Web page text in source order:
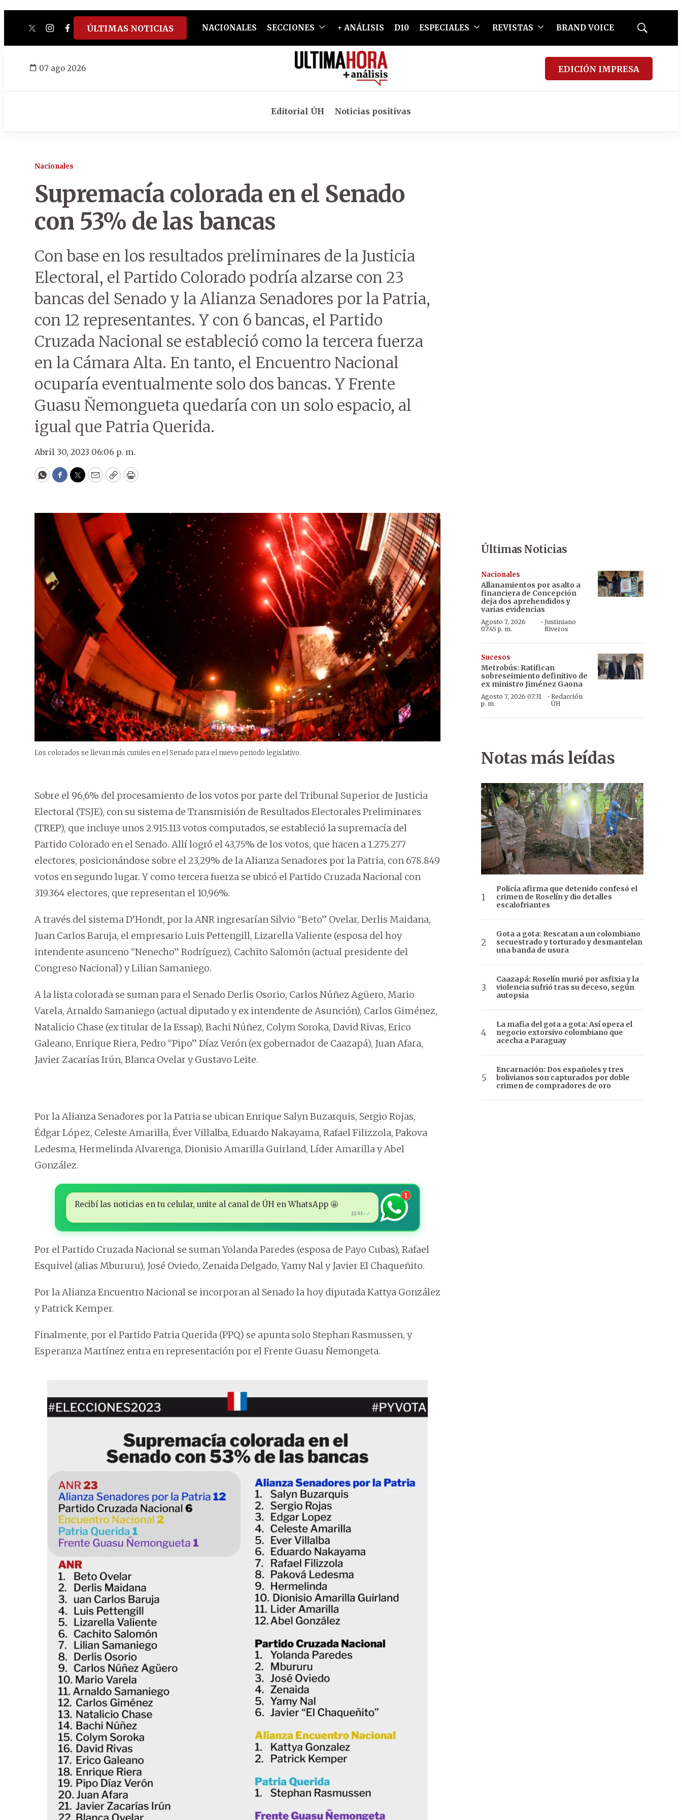
twitterinstagram
facebook
tiktokyoutube
spotify
ÚLTIMAS NOTICIAS NACIONALES SECCIONES + ANÁLISIS D10 ESPECIALES REVISTAS BRAND VOICE
Mostrar
07 ago 2026 EDICIÓN IMPRESA
Editorial ÚH Noticias positivas
Nacionales
Supremacía colorada en el Senado
con 53% de las bancas
Con base en los resultados preliminares de la Justicia
Electoral, el Partido Colorado podría alzarse con 23
bancas del Senado y la Alianza Senadores por la Patria,
con 12 representantes. Y con 6 bancas, el Partido
Cruzada Nacional se estableció como la tercera fuerza
en la Cámara Alta. En tanto, el Encuentro Nacional
ocuparía eventualmente solo dos bancas. Y Frente
Guasu Ñemongueta quedaría con un solo espacio, al
igual que Patria Querida.
Abril 30, 2023 06:06 p. m.
WhatsApp
Facebook
Twitter
EmailCopyPrint
Los colorados se llevan más curules en el Senado para el nuevo periodo legislativo.
Sobre el 96,6% del procesamiento de los votos por parte del Tribunal Superior de Justicia
Electoral (TSJE), con su sistema de Transmisión de Resultados Electorales Preliminares
(TREP), que incluye unos 2.915.113 votos computados, se estableció la supremacía del
Partido Colorado en el Senado. Allí logró el 43,75% de los votos, que hacen a 1.275.277
electores, posicionándose sobre el 23,29% de la Alianza Senadores por la Patria, con 678.849
votos en segundo lugar. Y como tercera fuerza se ubicó el Partido Cruzada Nacional con
319.364 electores, que representan el 10,96%.
A través del sistema D’Hondt, por la ANR ingresarían Silvio “Beto” Ovelar, Derlis Maidana,
Juan Carlos Baruja, el empresario Luis Pettengill, Lizarella Valiente (esposa del hoy
intendente asunceno “Nenecho” Rodríguez), Cachito Salomón (actual presidente del
Congreso Nacional) y Lilian Samaniego.
A la lista colorada se suman para el Senado Derlis Osorio, Carlos Núñez Agüero, Mario
Varela, Arnaldo Samaniego (actual diputado y ex intendente de Asunción), Carlos Giménez,
Natalicio Chase (ex titular de la Essap), Bachi Núñez, Colym Soroka, David Rivas, Erico
Galeano, Enrique Riera, Pedro “Pipo” Díaz Verón (ex gobernador de Caazapá), Juan Afara,
Javier Zacarías Irún, Blanca Ovelar y Gustavo Leite.
Por la Alianza Senadores por la Patria se ubican Enrique Salyn Buzarquis, Sergio Rojas,
Édgar López, Celeste Amarilla, Éver Villalba, Eduardo Nakayama, Rafael Filizzola, Pakova
Ledesma, Hermelinda Alvarenga, Dionisio Amarilla Guirland, Líder Amarilla y Abel
González.
Recibí las noticias en tu celular, unite al canal de ÚH en WhatsApp 🤩
22:53 ✓✓
1
Por el Partido Cruzada Nacional se suman Yolanda Paredes (esposa de Payo Cubas), Rafael
Esquivel (alias Mbururu), José Oviedo, Zenaida Delgado, Yamy Nal y Javier El Chaqueñito.
Por la Alianza Encuentro Nacional se incorporan al Senado la hoy diputada Kattya González
y Patrick Kemper.
Finalmente, por el Partido Patria Querida (PPQ) se apunta solo Stephan Rasmussen, y
Esperanza Martínez entra en representación por el Frente Guasu Ñemongeta.
Últimas Noticias
Nacionales
Allanamientos por asalto a
financiera de Concepción
deja dos aprehendidos y
varias evidencias
Agosto 7, 2026
07:45 p. m.
·Justiniano
Riveros
Sucesos
Metrobús: Ratifican
sobreseimiento definitivo de
ex ministro Jiménez Gaona
Agosto 7, 2026 07:31
p. m.
·Redacción
ÚH
Notas más leídas
Policía afirma que detenido confesó el
crimen de Roselín y dio detalles
escalofriantes
Gota a gota: Rescatan a un colombiano
secuestrado y torturado y desmantelan
una banda de usura
Caazapá: Roselín murió por asfixia y la
violencia sufrió tras su deceso, según
autopsia
La mafia del gota a gota: Así opera el
negocio extorsivo colombiano que
acecha a Paraguay
Encarnación: Dos españoles y tres
bolivianos son capturados por doble
crimen de compradores de oro